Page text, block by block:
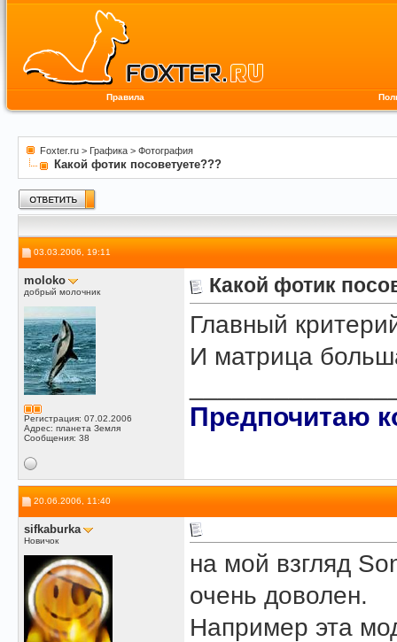
Правила
Foxter.ru > Графика > Фотография
Какой фотик посоветуете???
03.03.2006, 19:11
moloko
добрый молочник
Регистрация: 07.02.2006
Адрес: планета Земля
Сообщения: 38
Какой фотик
Главный
И матрица
Предпочитаю
20.06.2006, 11:40
sifkaburka
Новичок
на мой взгляд
очень доволен.
Например эта